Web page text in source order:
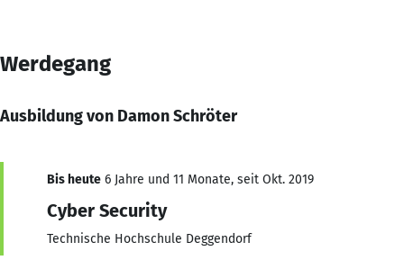
Werdegang
Ausbildung von Damon Schröter
Bis heute 6 Jahre und 11 Monate, seit Okt. 2019
Cyber Security
Technische Hochschule Deggendorf